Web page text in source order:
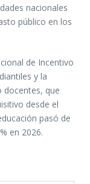
nacionales
público en los
de Incentivo
y la
docentes, que
desde el
pasó de
en 2026.